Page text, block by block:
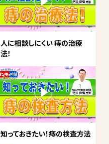
人に相談しにくい 痔の治療
法！
知っておきたい！痔の検査方法